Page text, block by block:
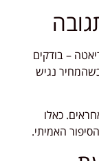
– בודקים
נגיש
כאלו
האמיתי.